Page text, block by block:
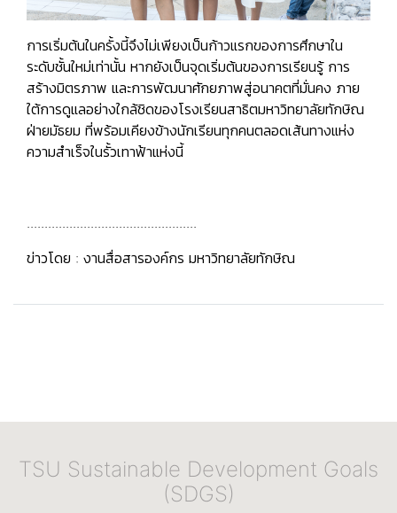
การเริ่มต้นในครั้งนี้จึงไม่เพียงเป็นก้าวแรกของการศึกษาใน
ระดับชั้นใหม่เท่านั้น หากยังเป็นจุดเริ่มต้นของการเรียนรู้ การ
สร้างมิตรภาพ และการพัฒนาศักยภาพสู่อนาคตที่มั่นคง ภาย
ใต้การดูแลอย่างใกล้ชิดของโรงเรียนสาธิตมหาวิทยาลัยทักษิณ
ฝ่ายมัธยม ที่พร้อมเคียงข้างนักเรียนทุกคนตลอดเส้นทางแห่ง
ความสำเร็จในรั้วเทาฟ้าแห่งนี้
................................................
ข่าวโดย : งานสื่อสารองค์กร มหาวิทยาลัยทักษิณ
TSU Sustainable Development Goals
(SDGS)